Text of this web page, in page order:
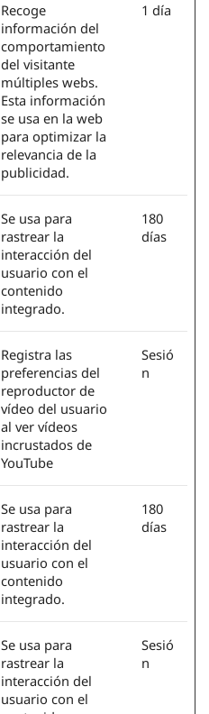
Recoge
información del
comportamiento
del visitante
múltiples webs.
Esta información
se usa en la web
para optimizar la
relevancia de la
publicidad.
1 día
Se usa para
rastrear la
interacción del
usuario con el
contenido
integrado.
180
días
Registra las
preferencias del
reproductor de
vídeo del usuario
al ver vídeos
incrustados de
YouTube
Sesió
n
Se usa para
rastrear la
interacción del
usuario con el
contenido
integrado.
180
días
Se usa para
rastrear la
interacción del
usuario con el
Sesió
n